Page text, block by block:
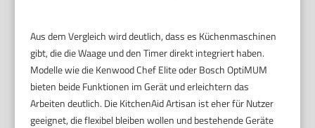
Aus dem Vergleich wird deutlich, dass es Küchenmaschinen
gibt, die die Waage und den Timer direkt integriert haben.
Modelle wie die Kenwood Chef Elite oder Bosch OptiMUM
bieten beide Funktionen im Gerät und erleichtern das
Arbeiten deutlich. Die KitchenAid Artisan ist eher für Nutzer
geeignet, die flexibel bleiben wollen und bestehende Geräte